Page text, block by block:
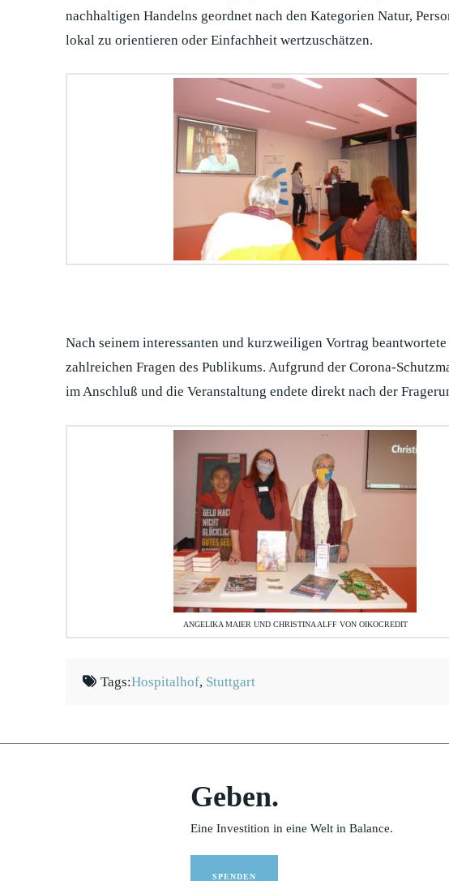
nachhaltigen Handelns geordnet nach den Kategorien Natur,
lokal zu orientieren oder Einfachheit wertzuschätzen.
Nach seinem interessanten und kurzweiligen Vortrag
zahlreichen Fragen des Publikums. Aufgrund der Corona-
im Anschluß und die Veranstaltung endete direkt nach der
ANGELIKA MAIER UND CHRISTINA ALFF VON OIKOCREDIT
Tags:Hospitalhof, Stuttgart
Geben.
Eine Investition in eine Welt in Balance.
SPENDEN